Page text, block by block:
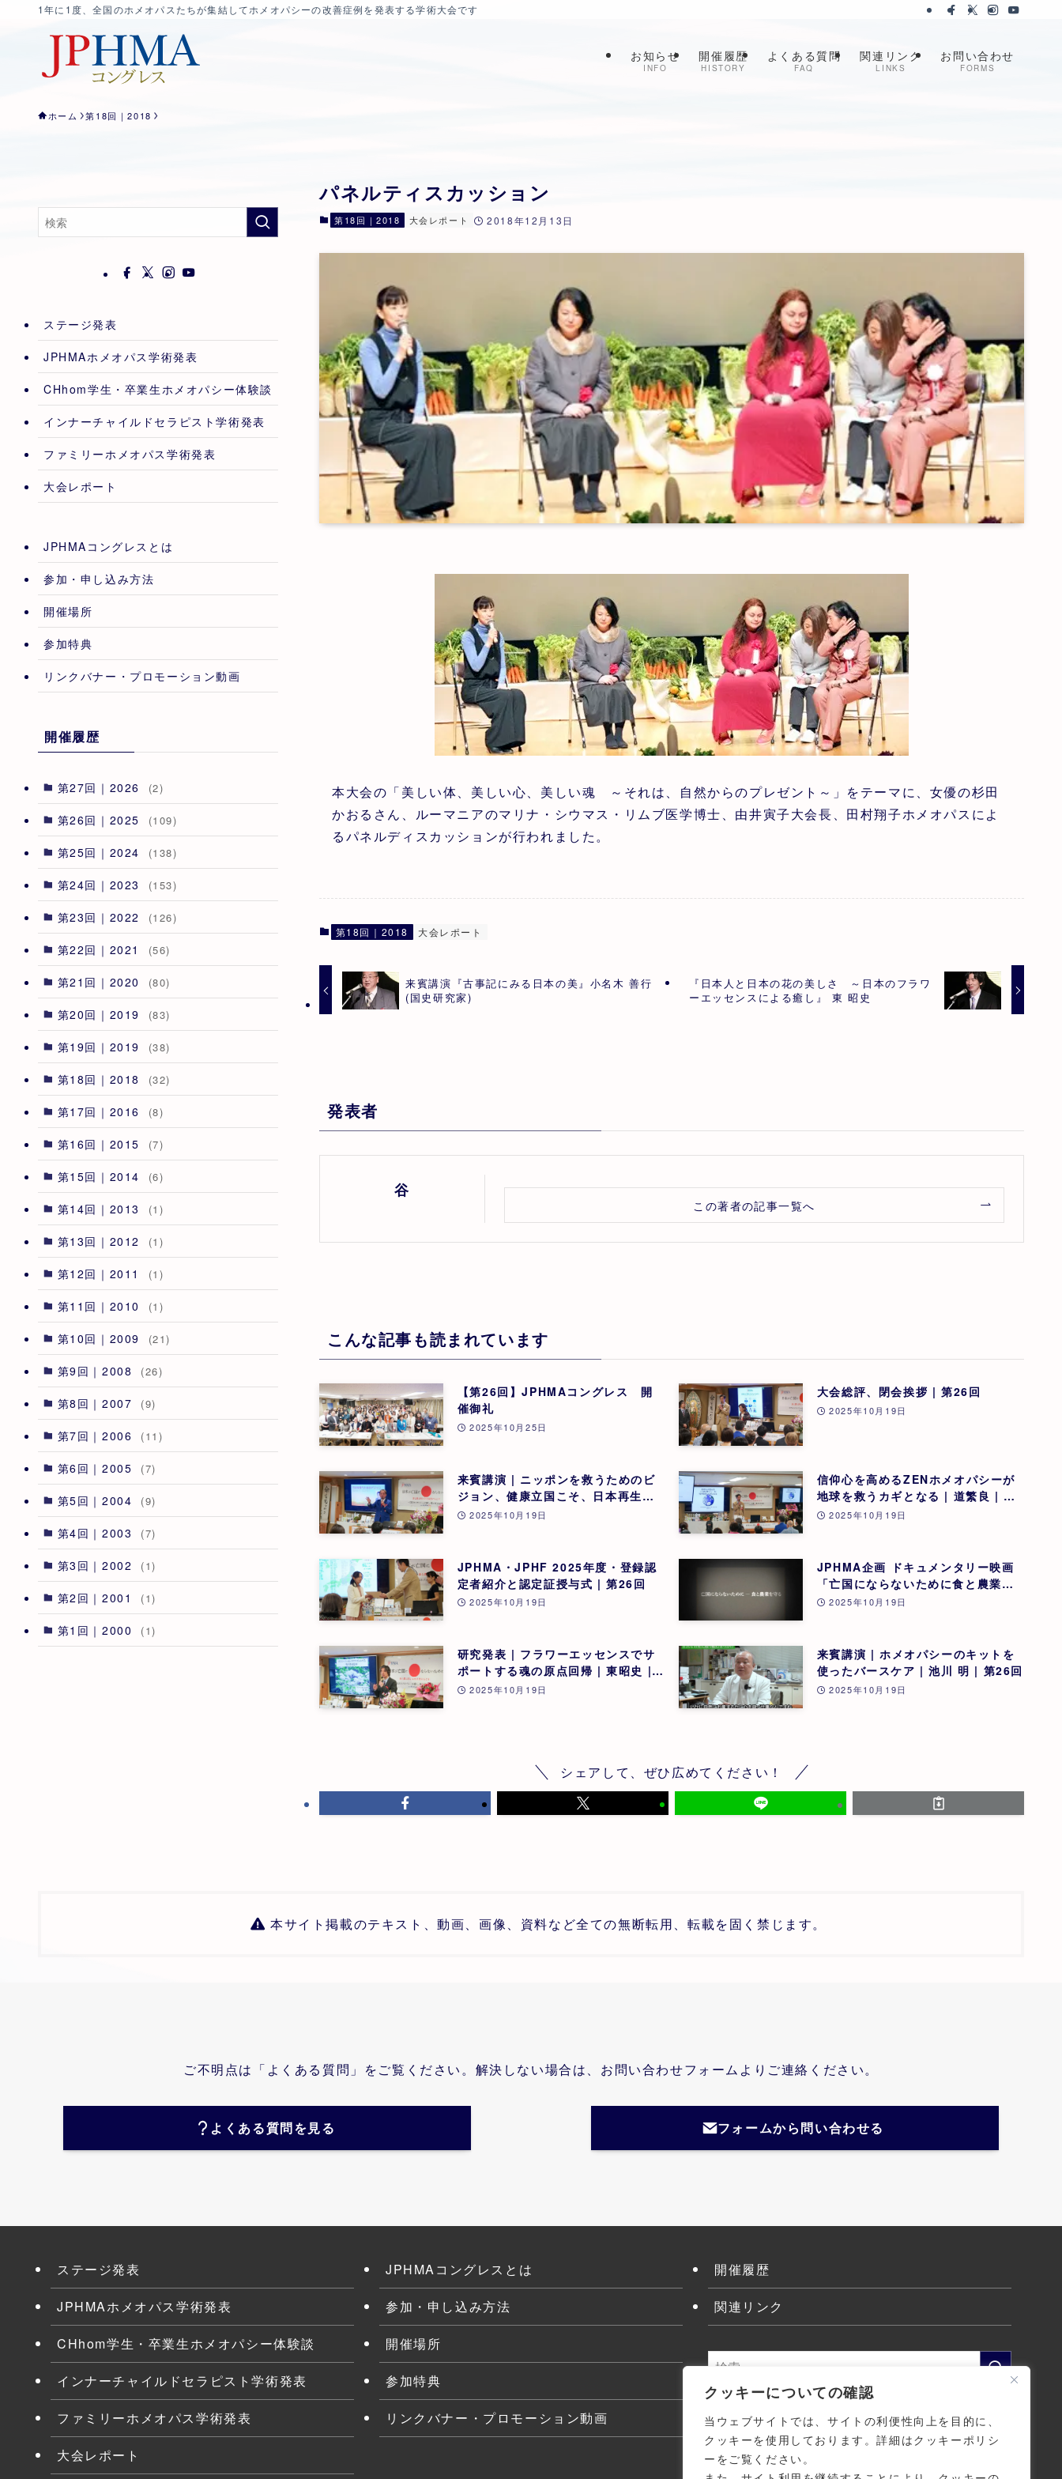
クッキーについての確認
当ウェブサイトでは、サイトの利便性向上を目的に、
クッキーを使用しております。詳細はクッキーポリシ
ーをご覧ください。
1年に1度、全国のホメオパスたちが集結してホメオパシーの改善症例を発表する学術大会です
お知らせ
INFO
開催履歴
HISTORY
よくある質問
FAQ
関連リンク
LINKS
お問い合わせ
FORMS
ホーム 第18回｜2018
パネルティスカッション
第18回｜2018 大会レポート 2018年12月13日
本大会の「美しい体、美しい心、美しい魂 ～それは、自然からのプレゼント～」をテーマに、女優の杉田
かおるさん、ルーマニアのマリナ・シウマス・リムブ医学博士、由井寅子大会長、田村翔子ホメオパスによ
るパネルディスカッションが行われました。
第18回｜2018 大会レポート
来賓講演『古事記にみる日本の美』小名木 善行
(国史研究家)
『日本人と日本の花の美しさ ～日本のフラワ
ーエッセンスによる癒し』 東 昭史
発表者
谷
この著者の記事一覧へ
こんな記事も読まれています
【第26回】JPHMAコングレス 開
催御礼
2025年10月25日
大会総評、閉会挨拶 | 第26回
2025年10月19日
来賓講演 | ニッポンを救うためのビ
ジョン、健康立国こそ、日本再生の
道 | 吉野敏明(医療法人社団 銀座エ
2025年10月19日
信仰心を高めるZENホメオパシーが
地球を救うカギとなる | 道繁良 | 第
26回
2025年10月19日
JPHMA・JPHF 2025年度・登録認
定者紹介と認定証授与式 | 第26回
2025年10月19日
JPHMA企画 ドキュメンタリー映画
「亡国にならないために食と農業を
守る」 | 第26回
2025年10月19日
研究発表 | フラワーエッセンスでサ
ポートする魂の原点回帰 | 東昭史 |
第26回
2025年10月19日
来賓講演 | ホメオパシーのキットを
使ったバースケア | 池川 明 | 第26回
2025年10月19日
シェアして、ぜひ広めてください！
ステージ発表
JPHMAホメオパス学術発表
CHhom学生・卒業生ホメオパシー体験談
インナーチャイルドセラピスト学術発表
ファミリーホメオパス学術発表
大会レポート
JPHMAコングレスとは
参加・申し込み方法
開催場所
参加特典
リンクバナー・プロモーション動画
開催履歴
第27回｜2026 (2)
第26回｜2025 (109)
第25回｜2024 (138)
第24回｜2023 (153)
第23回｜2022 (126)
第22回｜2021 (56)
第21回｜2020 (80)
第20回｜2019 (83)
第19回｜2019 (38)
第18回｜2018 (32)
第17回｜2016 (8)
第16回｜2015 (7)
第15回｜2014 (6)
第14回｜2013 (1)
第13回｜2012 (1)
第12回｜2011 (1)
第11回｜2010 (1)
第10回｜2009 (21)
第9回｜2008 (26)
第8回｜2007 (9)
第7回｜2006 (11)
第6回｜2005 (7)
第5回｜2004 (9)
第4回｜2003 (7)
第3回｜2002 (1)
第2回｜2001 (1)
第1回｜2000 (1)
本サイト掲載のテキスト、動画、画像、資料など全ての無断転用、転載を固く禁じます。
ご不明点は「よくある質問」をご覧ください。解決しない場合は、お問い合わせフォームよりご連絡ください。
よくある質問を見る フォームから問い合わせる
ステージ発表
JPHMAホメオパス学術発表
CHhom学生・卒業生ホメオパシー体験談
インナーチャイルドセラピスト学術発表
ファミリーホメオパス学術発表
大会レポート
JPHMAコングレスとは
参加・申し込み方法
開催場所
参加特典
リンクバナー・プロモーション動画
開催履歴
関連リンク